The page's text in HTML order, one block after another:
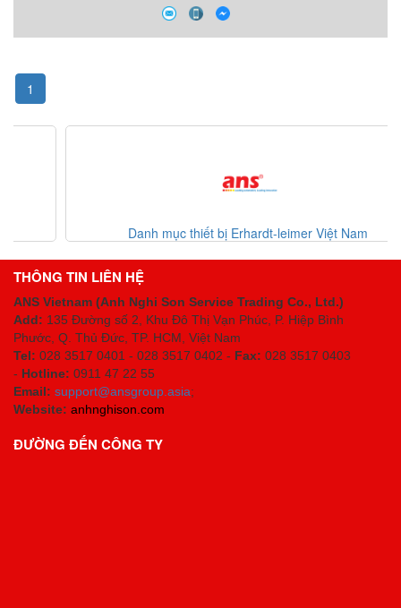
1
Danh mục thiết bị Erhardt-leimer Việt Nam
THÔNG TIN LIÊN HỆ
ANS Vietnam (Anh Nghi Son Service Trading Co., Ltd.)
Add: 135 Đường số 2, Khu Đô Thị Vạn Phúc, P. Hiệp Bình
Phước, Q. Thủ Đức, TP. HCM , Việt Nam
Tel: 028 3517 0401 - 028 3517 0402 - Fax: 028 3517 0403
- Hotline: 0911 47 22 55
Email: support@ansgroup.asia;
Website: anhnghison.com
ĐƯỜNG ĐẾN CÔNG TY